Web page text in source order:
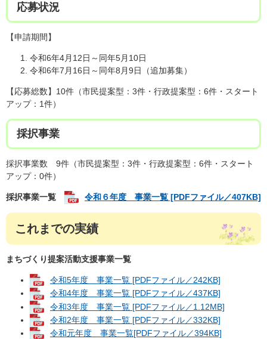
応募状況
【申請期間】
令和6年4月12日～同年5月10日
令和6年7月16日～同年8月9日（追加募集）
【応募総数】10件（市民提案型：3件・行政提案型：6件・スタート
アップ：1件）
採択事業
採択事業数 9件（市民提案型：3件・行政提案型：6件・スタート
アップ：0件）
採択事業一覧 令和６年度 事業一覧 [PDFファイル／407KB]
これまでの実績
まちづくり提案活動支援事業一覧
令和5年度 事業一覧 [PDFファイル／242KB]
令和4年度 事業一覧 [PDFファイル／437KB]
令和3年度 事業一覧 [PDFファイル／1.12MB]
令和2年度 事業一覧 [PDFファイル／332KB]
令和元年度 事業一覧[PDFファイル／394KB]